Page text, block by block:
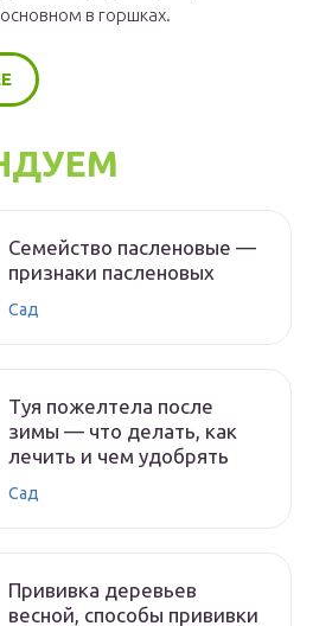
в горшках.
Семейство пасленовые —
признаки пасленовых
Сад
Туя пожелтела после
зимы — что делать, как
лечить и чем удобрять
Сад
Прививка деревьев
весной, способы прививки